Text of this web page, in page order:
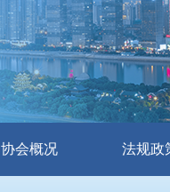
协会概况 法规政